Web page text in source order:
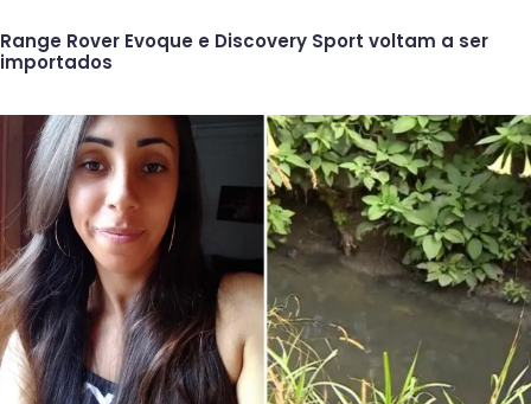
Range Rover Evoque e Discovery Sport voltam a ser
importados